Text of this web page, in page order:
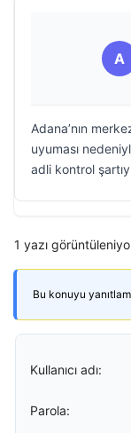
A
Adana’nın
uyuması
adli kontrol
1 yazı
Bu konuyu
Kullanıcı adı:
Parola: